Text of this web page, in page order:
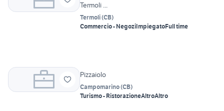
Termoli ...
Termoli(CB)
Commercio - NegoziImpiegatoFull time
Pizzaiolo
Campomarino(CB)
Turismo - RistorazioneAltroAltro